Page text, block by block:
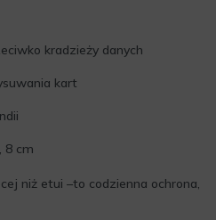
kradzieży danych
kart
8 cm
niż etui –to codzienna ochrona,